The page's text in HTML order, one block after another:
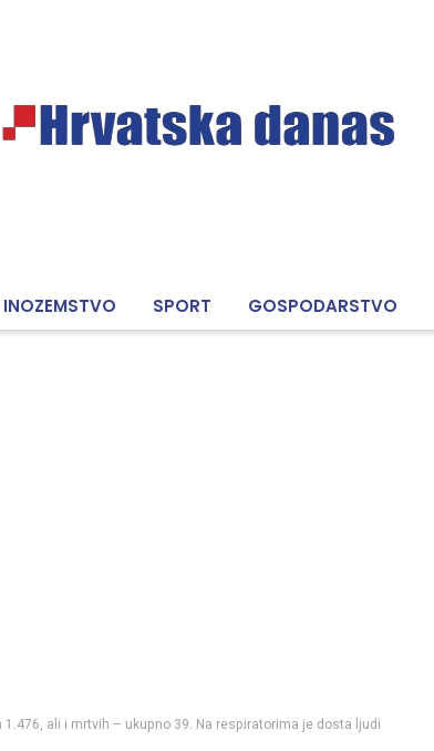
INOZEMSTVO SPORT GOSPODARSTVO
1.476, ali i mrtvih – ukupno 39. Na respiratorima je dosta ljudi